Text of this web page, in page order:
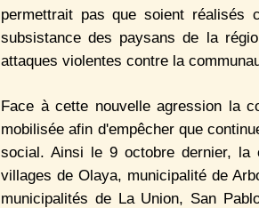
permettrait pas que soient réalisés
subsistance des paysans de la
attaques violentes contre la
Face à cette nouvelle agression la
mobilisée afin d'empêcher que
social. Ainsi le 9 octobre dernier, la
villages de Olaya, municipalité de
municipalités de La Union, San